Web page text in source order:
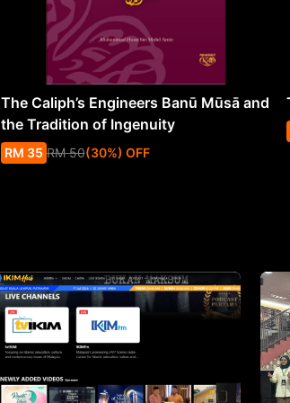
The Caliph’s Engineers Banū Mūsā and
the Tradition of Ingenuity
RM 35 RM 50(30%) OFF